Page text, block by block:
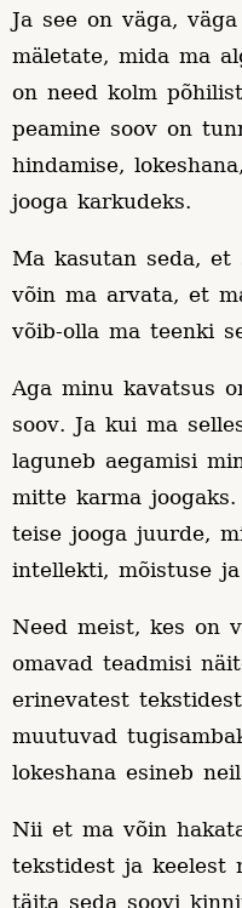
Ja see on väga,
mäletate, mida ma
on need kolm
peamine soov on
hindamise,
jooga karkudeks.
Ma kasutan seda,
võin ma arvata, et
võib-olla ma teenki
Aga minu kavatsus
soov. Ja kui ma
laguneb aegamisi
mitte karma
teise jooga juurde,
intellekti, mõistuse
Need meist, kes on
omavad teadmisi
erinevatest
muutuvad
lokeshana esineb
Nii et ma võin
tekstidest ja keelest